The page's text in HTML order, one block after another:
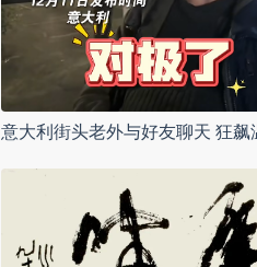
意大利街头老外与好友聊天 狂飙